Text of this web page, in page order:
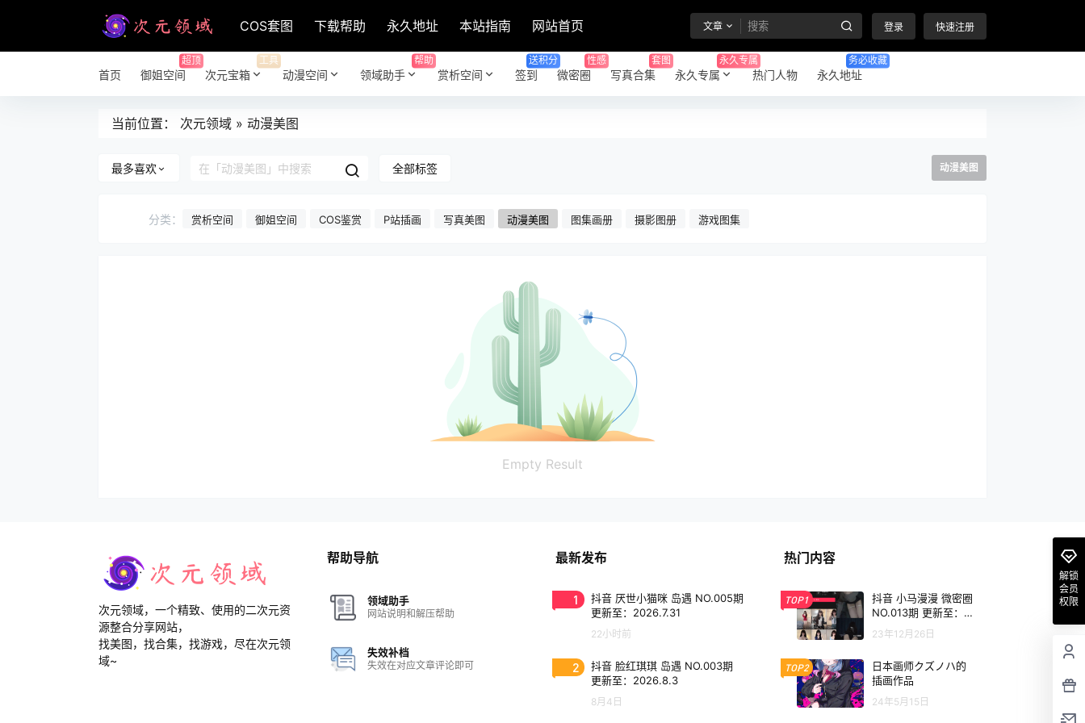
COS套图 下载帮助 永久地址 本站指南 网站首页 文章 登录 快速注册
首页 御姐空间
超顶
次元宝箱
工具
动漫空间 领域助手
帮助
赏析空间 签到
送积分
微密圈
性感
写真合集
套图
永久专属
永久专属
热门人物 永久地址
务必收藏
当前位置： 次元领域 » 动漫美图
最多喜欢 全部标签 动漫美图
分类： 赏析空间 御姐空间 COS鉴赏 P站插画 写真美图 动漫美图 图集画册 摄影图册 游戏图集
Empty Result
解锁
会员
权限
次元领域，一个精致、使用的二次元资
源整合分享网站，
找美图，找合集，找游戏，尽在次元领
域~
帮助导航
领域助手
网站说明和解压帮助
失效补档
失效在对应文章评论即可
最新发布
1
抖音 厌世小猫咪 岛遇 NO.005期
更新至：2026.7.31
22小时前
2
抖音 脸红琪琪 岛遇 NO.003期
更新至：2026.8.3
8月4日
热门内容
TOP1
抖音 小马漫漫 微密圈
NO.013期 更新至：2
023.12.26
23年12月26日
TOP2
日本画师クズノハ的
插画作品
24年5月15日